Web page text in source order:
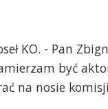
KO. - Pan
być
na nosie
podczas
wziąłby teraz pod
Społeczeństwo
szukający